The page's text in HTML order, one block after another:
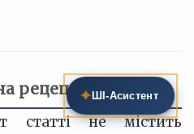
рецепція
статті не містить
✦ ШІ‑Асистент